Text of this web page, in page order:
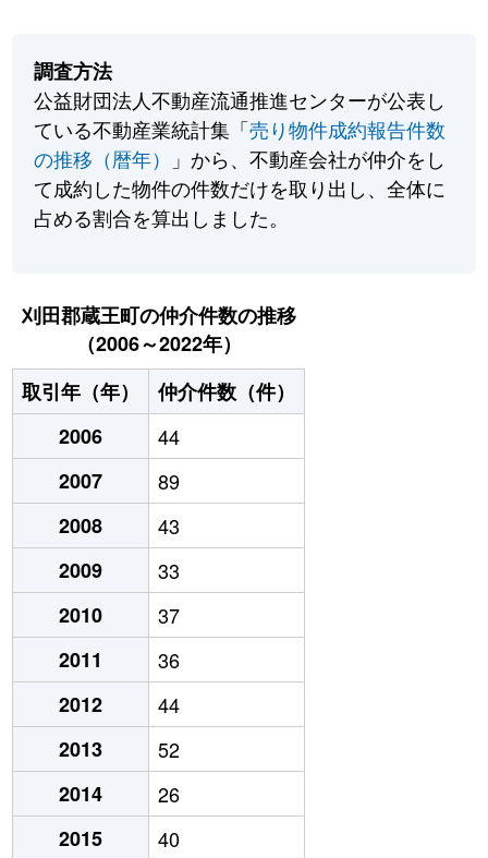
調査方法
公益財団法人不動産流通推進センターが公表し
ている不動産業統計集「売り物件成約報告件数
の推移（暦年）
」から、不動産会社が仲介をし
て成約した物件の件数だけを取り出し、全体に
占める割合を算出しました。
刈田郡蔵王町の仲介件数の推移
（2006～2022年）
取引年（年）
仲介件数（件）
2006
44
2007
89
2008
43
2009
33
2010
37
2011
36
2012
44
2013
52
2014
26
2015
40